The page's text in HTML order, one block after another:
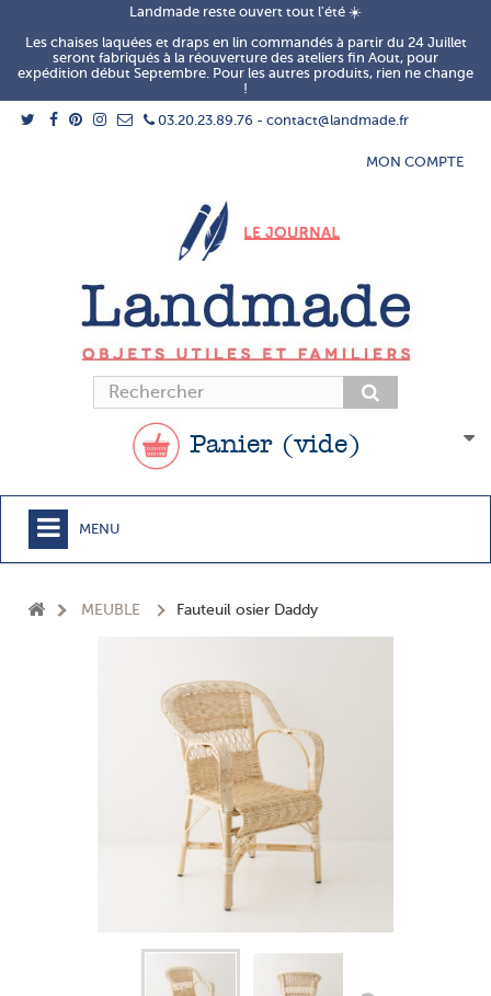
Landmade reste ouvert tout l'été ☀️
Les chaises laquées et draps en lin commandés à partir du 24 Juillet
seront fabriqués à la réouverture des ateliers fin Aout, pour
expédition début Septembre. Pour les autres produits, rien ne change
!
03.20.23.89.76 - contact@landmade.fr
MON COMPTE
Panier (vide)
MENU
MEUBLE Fauteuil osier Daddy